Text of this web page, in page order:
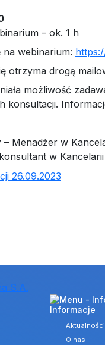
– ok. 1 h
na webinarium:
otrzyma drogą
możliwość
konsultacji.
– Menadżer w
w
Informacje
Aktualności
O nas